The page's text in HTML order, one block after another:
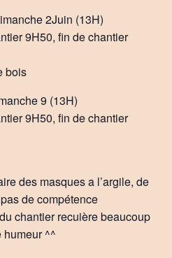
2Juin (13H)
9H50, fin de chantier
bois
9 (13H)
9H50, fin de chantier
des masques a l’argile, de
de compétence
chantier recuière beaucoup
humeur ^^